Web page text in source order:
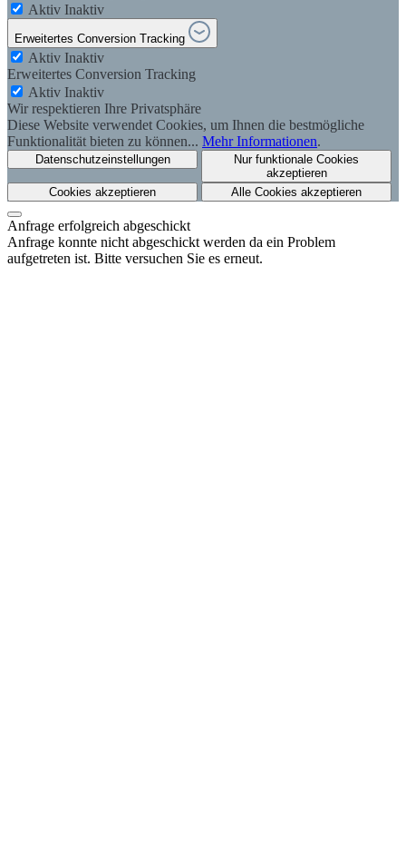
Aktiv Inaktiv
Erweitertes Conversion Tracking
Aktiv Inaktiv
Erweitertes Conversion Tracking
Aktiv Inaktiv
Wir respektieren Ihre Privatsphäre
Diese Website verwendet Cookies, um Ihnen die bestmögliche
Funktionalität bieten zu können... Mehr Informationen.
Datenschutzeinstellungen
Nur funktionale Cookies
akzeptieren
Cookies akzeptieren
Alle Cookies akzeptieren
Anfrage erfolgreich abgeschickt
Anfrage konnte nicht abgeschickt werden da ein Problem
aufgetreten ist. Bitte versuchen Sie es erneut.